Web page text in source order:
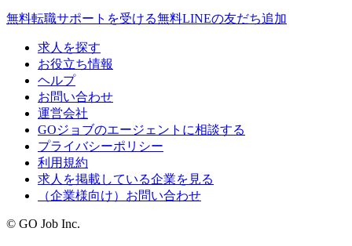
無料転職サポートを受ける無料LINEの友だち追加
求人を探す
お役立ち情報
ヘルプ
お問い合わせ
運営会社
GOジョブのエージェントに相談する
プライバシーポリシー
利用規約
求人を掲載している企業を見る
（企業様向け）お問い合わせ
© GO Job Inc.